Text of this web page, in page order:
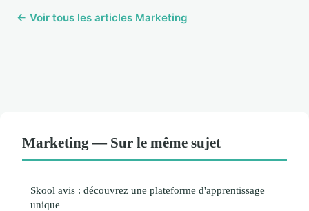
← Voir tous les articles Marketing
Marketing — Sur le même sujet
Skool avis : découvrez une plateforme d'apprentissage
unique